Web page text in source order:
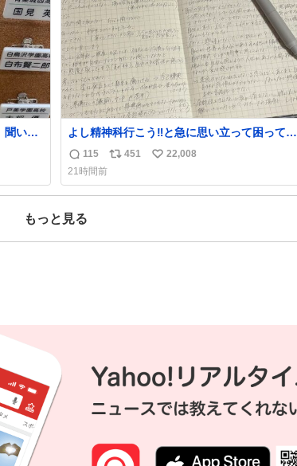
数
聞いて
よし精神科行こう‼️と急に思い立って困ってる
こと書き出してたらペン止まらなくなってす
ごい勢いで埋まってワロタ
返
信
数
115
リ
ス
451
い
ね
22,008
21時間前
もっと見る